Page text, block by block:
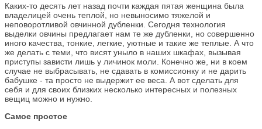
Каких-то десять лет назад почти каждая пятая женщина была
владелицей очень теплой, но невыносимо тяжелой и
неповоротливой овчинной дубленки. Сегодня технология
выделки овчины предлагает нам те же дубленки, но совершенно
иного качества, тонкие, легкие, уютные и такие же теплые. А что
же делать с теми, что висят уныло в наших шкафах, вызывая
приступы зависти лишь у личинок моли. Конечно же, ни в коем
случае не выбрасывать, не сдавать в комиссионку и не дарить
бабушке - та просто не выдержит ее веса. А вот сделать для
себя и для своих близких несколько интересных и полезных
вещиц можно и нужно.
Самое простое